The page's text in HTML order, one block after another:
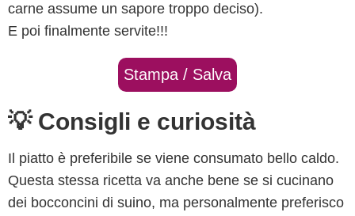
carne assume un sapore troppo deciso).
E poi finalmente servite!!!
Stampa / Salva
💡 Consigli e curiosità
Il piatto è preferibile se viene consumato bello caldo.
Questa stessa ricetta va anche bene se si cucinano
dei bocconcini di suino, ma personalmente preferisco